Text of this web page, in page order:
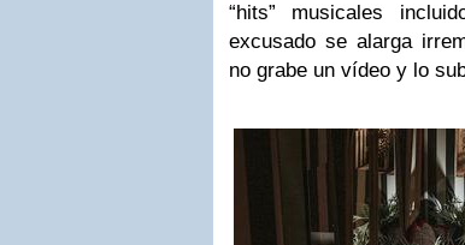
“hits” musicales
excusado se alarga
no grabe un vídeo y lo